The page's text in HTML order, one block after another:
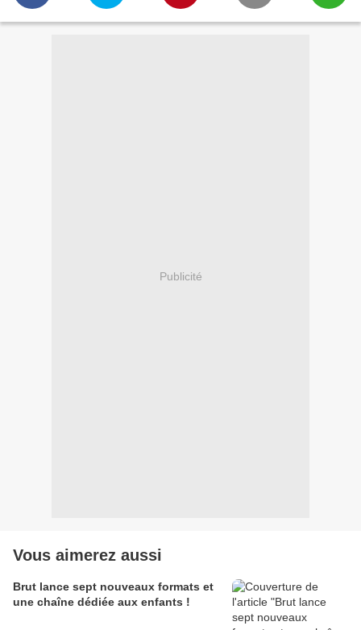
Publicité
Vous aimerez aussi
Brut lance sept nouveaux formats et
une chaîne dédiée aux enfants !